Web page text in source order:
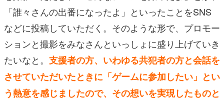
「誰々さんの出番になったよ」といったことをSNS
などに投稿していただく。そのような形で、プロモー
ションと撮影をみなさんといっしょに盛り上げていき
たいなと。 支援者の方、いわゆる共犯者の方と会話を
させていただいたときに「ゲームに参加したい」とい
う熱意を感じましたので、その想いを実現したものと